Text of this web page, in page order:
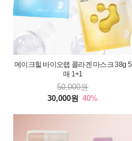
메이크힐 바이오랩 콜라겐 마스크 38g 5
매 1+1
50,000원
30,000원
40%